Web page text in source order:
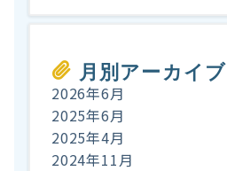
月別アーカイブ
2026年6月
2025年6月
2025年4月
2024年11月